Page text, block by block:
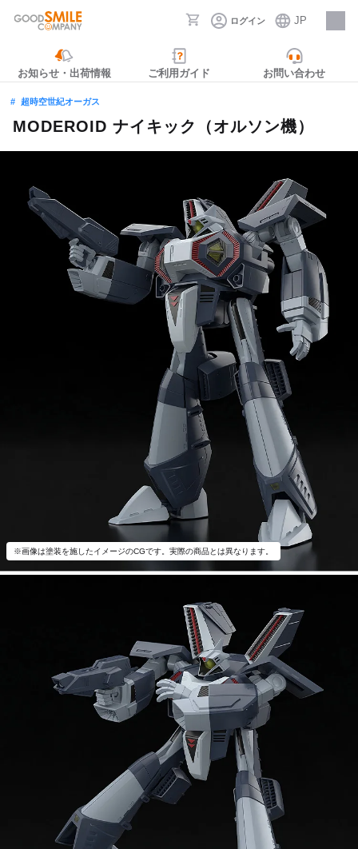
ログイン JP
採用情報
お知らせ・出荷情報 ご利用ガイド お問い合わせ
超時空世紀オーガス
MODEROID ナイキック（オルソン機）
※画像は塗装を施したイメージのCGです。実際の商品とは異なります。